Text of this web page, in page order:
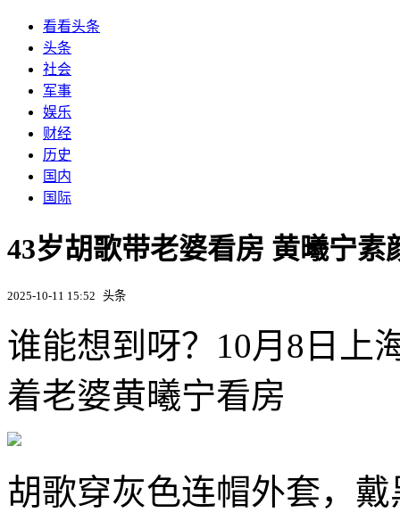
看看头条
头条
社会
军事
娱乐
财经
历史
国内
国际
43岁胡歌带老婆看房 黄曦宁素
2025-10-11 15:52 头条
谁能想到呀？10月8日上
着老婆黄曦宁看房
胡歌穿灰色连帽外套，